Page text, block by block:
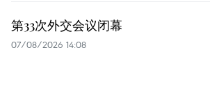
第33次外交会议闭幕
07/08/2026 14:08